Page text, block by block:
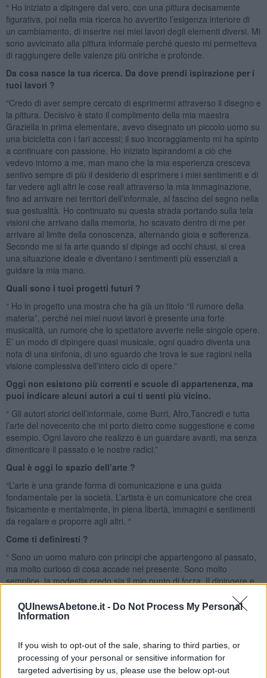
QUInewsAbetone.it - Do Not Process My Personal
Information
If you wish to opt-out of the sale, sharing to third parties, or
processing of your personal or sensitive information for
targeted advertising by us, please use the below opt-out
“ Ho iniziato a dipingere dal vero, con una pittura decisamente
figurativa, poi nella mia ricerca ho avvertito l’esigenza interiore di
un cambiamento, di inserire nei miei lavori degli elementi diversi. Mi
sono avvicinato alla pittura informale perché questo mi permetteva
di raggiungere delle valenze più oniriche e profonde.
Da cosa nasce la tua ricerca. Da dove prendi ispirazione per i
tuoi lavori ?
“Credo di aver sempre cercato di esprimermi attraverso il disegno e
la pittura. Decisivo è stato il complimento della mia maestra
Graziella in prima elementare, avevo disegnato un piccolo uomo su
una bicicletta con i fari accessi; il suo incoraggiamento mi ha spinto
a continuare con passione. Ho iniziato ispirandomi a ciò che
vedevo intorno a me, man mano che la mia esperienza cresceva
sentivo sempre di più il desiderio di esprimere i miei sentimenti e di
far vedere agli altri le cose reali attraverso la mia immaginazione,
fino ad arrivare nei territori dell’informale, al fascino del segno nella
sua gestualità. Ho continuato su questa strada portando sulla tela
visioni che arrivano dalla memoria, ho scavato dentro di me per
arrivare al limite della conoscenza, alternando gioia e sofferenza.
Secondo me si fa arte quando si dipinge ad occhi chiusi, si crea
una situazione ideale e diventano i sentimenti più essenziali a
guidare la mia mano.
Quali sono i tuoi progetti futuri ?
“ Ho in progetto una mostra che ha già un titolo “Il rumore della
materia”, perché nei miei nuovi lavori è presente una forte
musicalità, un rumore che lo spettatore avverte nelle singole opere.
E’ un modo di dipingere quasi musicale, ogni quadro diventa una
nota di una sinfonia, di uno sguardo che trova le sue ragioni nella
visione complessiva dell’intero ciclo di opere.”
Oggi non esistono più correnti e scuole di appartenenza, ma
puoi indicare alcuni autori a cui ti senti più vicino.
“ Gli autori storici dell’informale, come Burri, Afro,Tancredi e tutta
l’arte del novecento che mi porto dietro come suggestione e come
esempio. Ogni lavoro che realizzo è un guardare avanti, ma senza
dimenticare il passato e le nostre radici.”
Qual è oggi lo spazio dell’arte ?
“L’arte è una grande forma di comunicazione e una guida
fondamentale per la società. L’artista è un comunicatore che crea
fisicamente e mentalmente, in piena libertà, immagini e sentimenti
da regalare e proporre agli altri. “
Come ti definiresti ?
“ Sono un uomo maturo con principi che appartengono al passato,
ma molto curioso di cosa accade nel presente. Sono molto
semplice, la modestia credo sia il mio punto di forza. Il dipingere e
cerca di lavorare coerentemente portando avanti, con serietà, il
proprio lavoro e cercando di raggiungere dei risultati che aiutino
Riccardo Ferrucci